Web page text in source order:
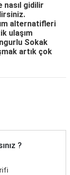
nasıl gidilir
alternatifleri
ulaşım
Sokak
artık çok
?